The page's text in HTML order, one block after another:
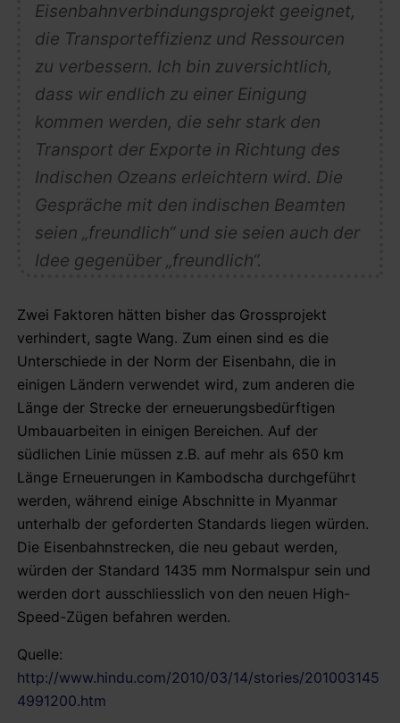
Eisenbahnverbindungsprojekt geeignet,
die Transporteffizienz und Ressourcen
zu verbessern. Ich bin zuversichtlich,
dass wir endlich zu einer Einigung
kommen werden, die sehr stark den
Transport der Exporte in Richtung des
Indischen Ozeans erleichtern wird. Die
Gespräche mit den indischen Beamten
seien „freundlich“ und sie seien auch der
Idee gegenüber „freundlich“.
Zwei Faktoren hätten bisher das Grossprojekt
verhindert, sagte Wang. Zum einen sind es die
Unterschiede in der Norm der Eisenbahn, die in
einigen Ländern verwendet wird, zum anderen die
Länge der Strecke der erneuerungsbedürftigen
Umbauarbeiten in einigen Bereichen. Auf der
südlichen Linie müssen z.B. auf mehr als 650 km
Länge Erneuerungen in Kambodscha durchgeführt
werden, während einige Abschnitte in Myanmar
unterhalb der geforderten Standards liegen würden.
Die Eisenbahnstrecken, die neu gebaut werden,
würden der Standard 1435 mm Normalspur sein und
werden dort ausschliesslich von den neuen High-
Speed-Zügen befahren werden.
Quelle:
http://www.hindu.com/2010/03/14/stories/201003145
4991200.htm